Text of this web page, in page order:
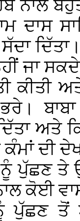
ਨਾਲ
ਦਾਸ
ਜਾ
ਕੀਤੀ
ਅਤੇ
ਦੀ
ਨੂੰ ਪੁੱਛਣ ਤੇ
ਕੋਈ
ਪੁੱਛਣ ਤੋਂ